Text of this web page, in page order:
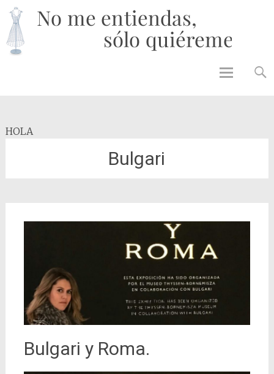
HOLA
Bulgari
Bulgari y Roma.